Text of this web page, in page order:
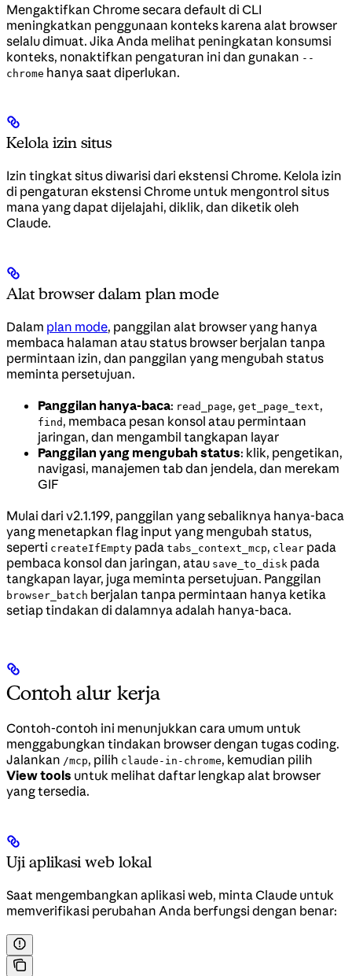
Mengaktifkan Chrome secara default di CLI
meningkatkan penggunaan konteks karena alat browser
selalu dimuat. Jika Anda melihat peningkatan konsumsi
konteks, nonaktifkan pengaturan ini dan gunakan --
chrome hanya saat diperlukan.
Kelola izin situs
Izin tingkat situs diwarisi dari ekstensi Chrome. Kelola izin
di pengaturan ekstensi Chrome untuk mengontrol situs
mana yang dapat dijelajahi, diklik, dan diketik oleh
Claude.
Alat browser dalam plan mode
Dalam plan mode, panggilan alat browser yang hanya
membaca halaman atau status browser berjalan tanpa
permintaan izin, dan panggilan yang mengubah status
meminta persetujuan.
Panggilan hanya-baca: read_page, get_page_text,
find , membaca pesan konsol atau permintaan
jaringan, dan mengambil tangkapan layar
Panggilan yang mengubah status: klik, pengetikan,
navigasi, manajemen tab dan jendela, dan merekam
GIF
Mulai dari v2.1.199, panggilan yang sebaliknya hanya-baca
yang menetapkan flag input yang mengubah status,
seperti createIfEmpty pada tabs_context_mcp, clear pada
pembaca konsol dan jaringan, atau save_to_disk pada
tangkapan layar, juga meminta persetujuan. Panggilan
browser_batch berjalan tanpa permintaan hanya ketika
setiap tindakan di dalamnya adalah hanya-baca.
Contoh alur kerja
Contoh-contoh ini menunjukkan cara umum untuk
menggabungkan tindakan browser dengan tugas coding.
Jalankan /mcp, pilih claude-in-chrome, kemudian pilih
View tools untuk melihat daftar lengkap alat browser
yang tersedia.
Uji aplikasi web lokal
Saat mengembangkan aplikasi web, minta Claude untuk
memverifikasi perubahan Anda berfungsi dengan benar: